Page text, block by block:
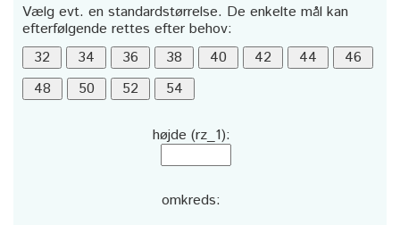
Vælg evt. en standardstørrelse. De enkelte mål kan
efterfølgende rettes efter behov:
højde (rz_1):
omkreds: